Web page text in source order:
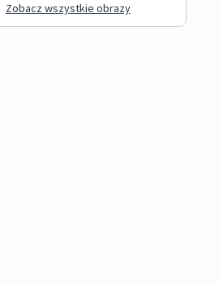
Zobacz wszystkie obrazy